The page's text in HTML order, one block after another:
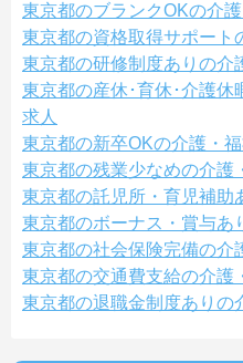
東京都のブランクOKの介
東京都の資格取得サポート
東京都の研修制度ありの介
東京都の産休･育休･介護休
求人
東京都の新卒OKの介護・福
東京都の残業少なめの介護
東京都の託児所・育児補助
東京都のボーナス・賞与あ
東京都の社会保険完備の介
東京都の交通費支給の介護
東京都の退職金制度ありの